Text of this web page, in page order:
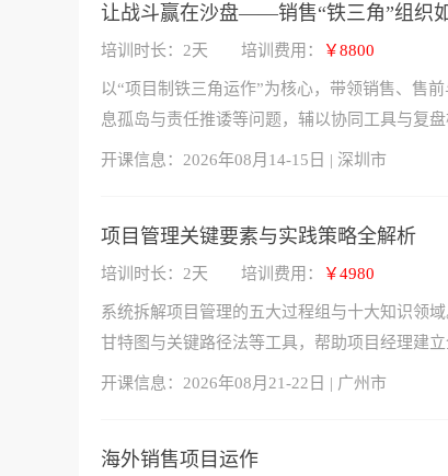
让战斗赢在沙盘——销售“铁三角”组织
培训时长：2天 培训费用： ￥8800
以“项目制铁三角运作”为核心，带领销售、售
息孤岛与责任推诿等问题，辅以协同工具与复
开课信息： 2026年08月14-15日 | 深圳市
项目管理关键要素与实践策略全解析
培训时长：2天 培训费用： ￥4980
系统拆解项目管理的五大过程组与十大知识领
甘特图与关键路径法等工具，帮助项目经理建
开课信息： 2026年08月21-22日 | 广州市
海外销售项目运作